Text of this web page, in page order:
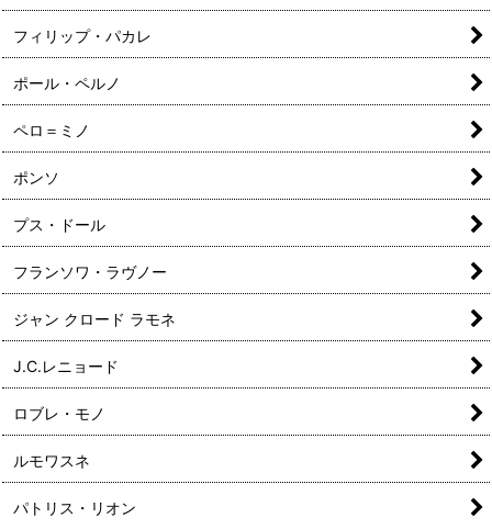
フィリップ・パカレ
ポール・ペルノ
ペロ＝ミノ
ポンソ
プス・ドール
フランソワ・ラヴノー
ジャン クロード ラモネ
J.C.レニョード
ロブレ・モノ
ルモワスネ
パトリス・リオン